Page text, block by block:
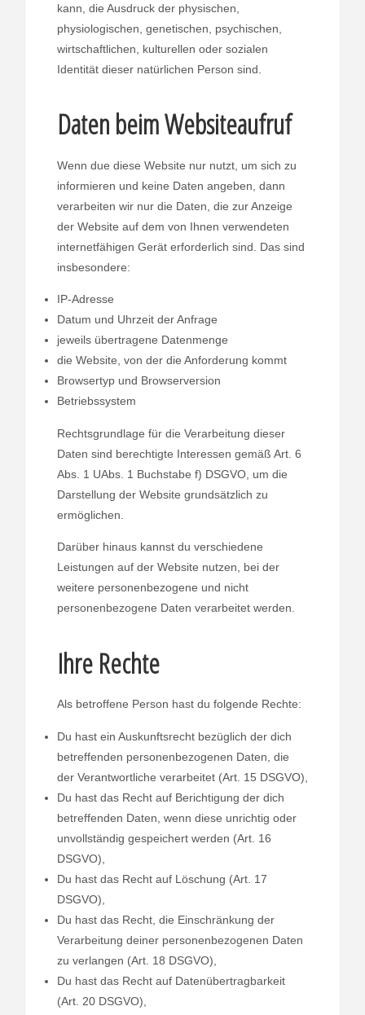
kann, die Ausdruck der physischen,
physiologischen, genetischen, psychischen,
wirtschaftlichen, kulturellen oder sozialen
Identität dieser natürlichen Person sind.
Daten beim Websiteaufruf
Wenn due diese Website nur nutzt, um sich zu
informieren und keine Daten angeben, dann
verarbeiten wir nur die Daten, die zur Anzeige
der Website auf dem von Ihnen verwendeten
internetfähigen Gerät erforderlich sind. Das sind
insbesondere:
IP-Adresse
Datum und Uhrzeit der Anfrage
jeweils übertragene Datenmenge
die Website, von der die Anforderung kommt
Browsertyp und Browserversion
Betriebssystem
Rechtsgrundlage für die Verarbeitung dieser
Daten sind berechtigte Interessen gemäß Art. 6
Abs. 1 UAbs. 1 Buchstabe f) DSGVO, um die
Darstellung der Website grundsätzlich zu
ermöglichen.
Darüber hinaus kannst du verschiedene
Leistungen auf der Website nutzen, bei der
weitere personenbezogene und nicht
personenbezogene Daten verarbeitet werden.
Ihre Rechte
Als betroffene Person hast du folgende Rechte:
Du hast ein Auskunftsrecht bezüglich der dich
betreffenden personenbezogenen Daten, die
der Verantwortliche verarbeitet (Art. 15 DSGVO),
Du hast das Recht auf Berichtigung der dich
betreffenden Daten, wenn diese unrichtig oder
unvollständig gespeichert werden (Art. 16
DSGVO),
Du hast das Recht auf Löschung (Art. 17
DSGVO),
Du hast das Recht, die Einschränkung der
Verarbeitung deiner personenbezogenen Daten
zu verlangen (Art. 18 DSGVO),
Du hast das Recht auf Datenübertragbarkeit
(Art. 20 DSGVO),